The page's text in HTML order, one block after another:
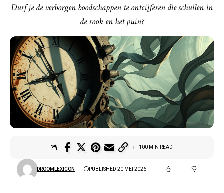
Durf je de verborgen boodschappen te ontcijferen die schuilen in
de rook en het puin?
DROOMLEXICON PUBLISHED 20 MEI 2026
100 MIN READ